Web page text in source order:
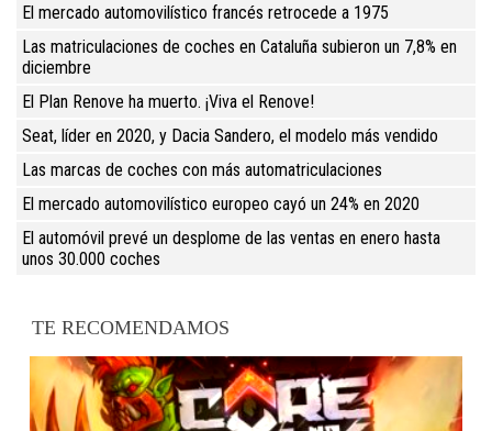
El mercado automovilístico francés retrocede a 1975
Las matriculaciones de coches en Cataluña subieron un 7,8% en
diciembre
El Plan Renove ha muerto. ¡Viva el Renove!
Seat, líder en 2020, y Dacia Sandero, el modelo más vendido
Las marcas de coches con más automatriculaciones
El mercado automovilístico europeo cayó un 24% en 2020
El automóvil prevé un desplome de las ventas en enero hasta
unos 30.000 coches
TE RECOMENDAMOS